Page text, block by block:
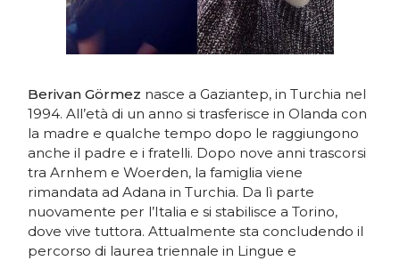
Berivan Görmez nasce a Gaziantep, in Turchia nel
1994. All’età di un anno si trasferisce in Olanda con
la madre e qualche tempo dopo le raggiungono
anche il padre e i fratelli. Dopo nove anni trascorsi
tra Arnhem e Woerden, la famiglia viene
rimandata ad Adana in Turchia. Da lì parte
nuovamente per l’Italia e si stabilisce a Torino,
dove vive tuttora. Attualmente sta concludendo il
percorso di laurea triennale in Lingue e